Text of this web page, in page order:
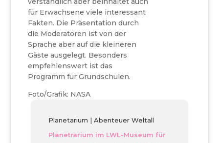
für Erwachsene viele interessant
Fakten. Die Präsentation durch
die Moderatoren ist von der
Sprache aber auf die kleineren
Gäste ausgelegt. Besonders
empfehlenswert ist das
Programm für Grundschulen.
Foto/Grafik: NASA
Planetarium | Abenteuer Weltall
Planetrarium im LWL-Museum für